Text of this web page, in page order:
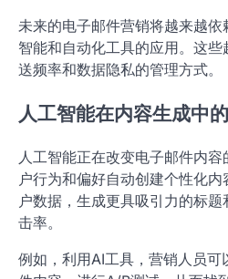
未来电子邮件营销的趋势
未来的电子邮件营销将越来越
智能和自动化工具的应用。这些
送频率和数据隐私的管理方式。